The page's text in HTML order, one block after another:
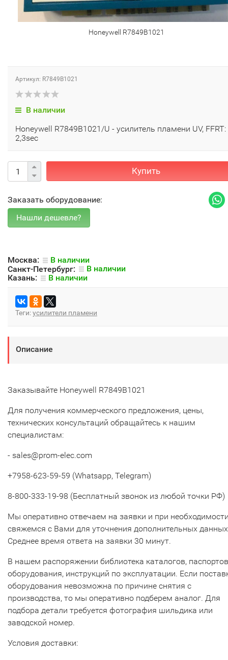
Honeywell R7849B1021
Артикул: R7849B1021
В наличии
Honeywell R7849B1021/U - усилитель пламени UV, FFRT:
2,3sec
Купить
Заказать оборудование:
Москва:
В наличии
Санкт-Петербург:
В наличии
Казань:
В наличии
Теги:усилители пламени
Описание
Заказывайте Honeywell R7849B1021
Для получения коммерческого предложения, цены,
технических консультаций обращайтесь к нашим
специалистам:
- sales@prom-elec.com
+7958-623-59-59 (Whatsapp, Telegram)
8-800-333-19-98 (Бесплатный звонок из любой точки РФ)
Мы оперативно отвечаем на заявки и при
свяжемся с Вами для уточнения дополнительных
Среднее время ответа на заявки 30 минут.
В нашем распоряжении библиотека каталогов, паспортов
оборудования, инструкций по эксплуатации. Если
оборудования невозможна по причине снятия с
производства, то мы оперативно подберем аналог. Для
подбора детали требуется фотография шильдика или
заводской номер.
Условия доставки: